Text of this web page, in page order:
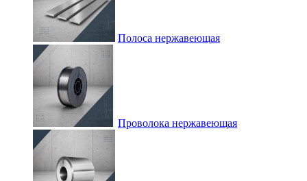
Полоса нержавеющая
Проволока нержавеющая